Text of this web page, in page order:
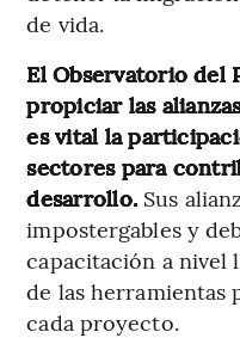
de vida.
El Observatorio del
propiciar las
es vital la
sectores para
desarrollo. Sus
impostergables y
capacitación a nivel
de las herramientas
cada proyecto.